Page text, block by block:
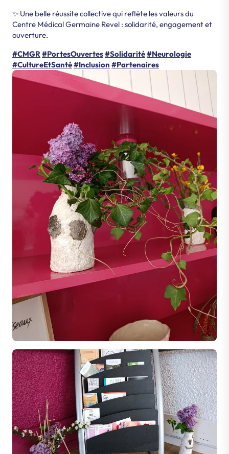
✨ Une belle réussite collective qui reflète les valeurs du
Centre Médical Germaine Revel : solidarité, engagement et
ouverture.
#CMGR #PortesOuvertes#Solidarité#Neurologie
#CultureEtSanté#Inclusion #Partenaires